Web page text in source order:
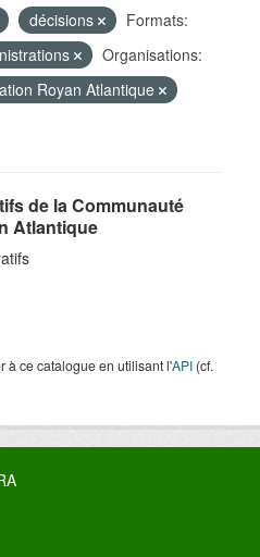
décisions
Formats:
Organisations:
Royan Atlantique
de la Communauté
Atlantique
à ce catalogue en utilisant l'API (cf.